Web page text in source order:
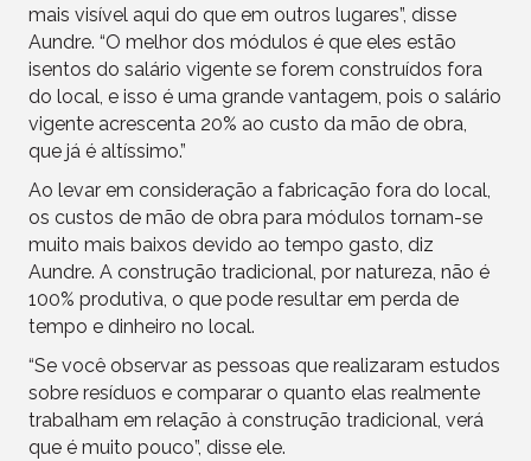
mais visível aqui do que em outros lugares”, disse
Aundre. “O melhor dos módulos é que eles estão
isentos do salário vigente se forem construídos fora
do local, e isso é uma grande vantagem, pois o salário
vigente acrescenta 20% ao custo da mão de obra,
que já é altíssimo.”
Ao levar em consideração a fabricação fora do local,
os custos de mão de obra para módulos tornam-se
muito mais baixos devido ao tempo gasto, diz
Aundre. A construção tradicional, por natureza, não é
100% produtiva, o que pode resultar em perda de
tempo e dinheiro no local.
“Se você observar as pessoas que realizaram estudos
sobre resíduos e comparar o quanto elas realmente
trabalham em relação à construção tradicional, verá
que é muito pouco”, disse ele.